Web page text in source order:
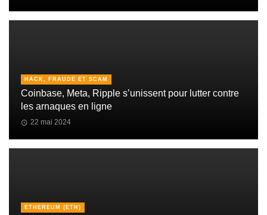
HACK, FRAUDE ET SCAM
Coinbase, Meta, Ripple s’unissent pour lutter contre
les arnaques en ligne
22 mai 2024
ETHEREUM (ETH)